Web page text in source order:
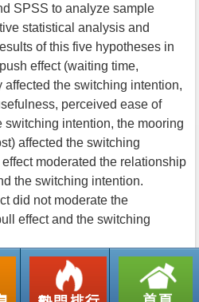
SPSS to analyze sample
statistical analysis and
of this five hypotheses in
effect (waiting time,
the switching intention,
perceived ease of
switching intention, the mooring
affected the switching
moderated the relationship
the switching intention.
did not moderate the
effect and the switching
返回列表